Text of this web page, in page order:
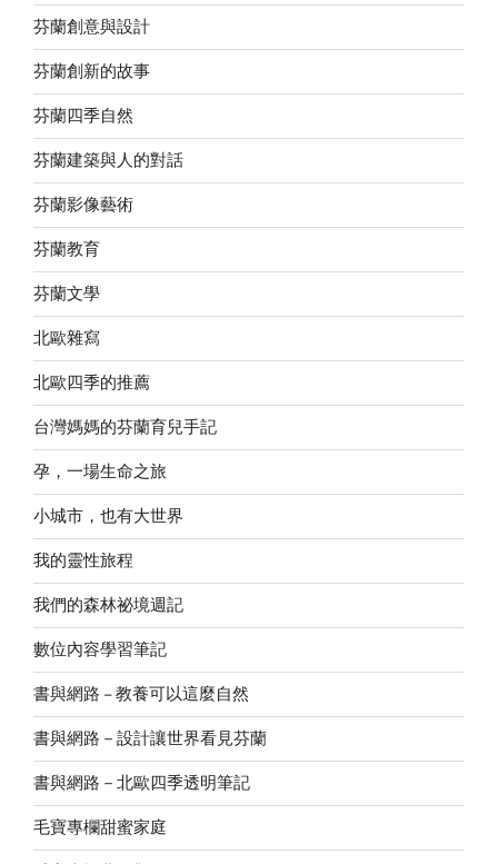
芬蘭創意與設計
芬蘭創新的故事
芬蘭四季自然
芬蘭建築與人的對話
芬蘭影像藝術
芬蘭教育
芬蘭文學
北歐雜寫
北歐四季的推薦
台灣媽媽的芬蘭育兒手記
孕，一場生命之旅
小城市，也有大世界
我的靈性旅程
我們的森林祕境週記
數位內容學習筆記
書與網路 – 教養可以這麼自然
書與網路－設計讓世界看見芬蘭
書與網路－北歐四季透明筆記
毛寶專欄甜蜜家庭